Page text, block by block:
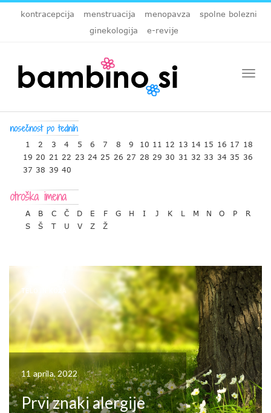
kontracepcija menstruacija menopavza
spolne bolezni
ginekologija
e-revije
1 2 3 4 5 6 7 8 9 10 11 12 13 14 15 16 17 18
19 20 21 22 23 24 25 26 27 28 29 30 31 32 33 34 35 36
37 38 39 40
A B C Č D E F G H I J K L M N O P
R
S
Š T U V Z Ž
TELO IN KOŽA
11 aprila, 2022
Prvi znaki alergije